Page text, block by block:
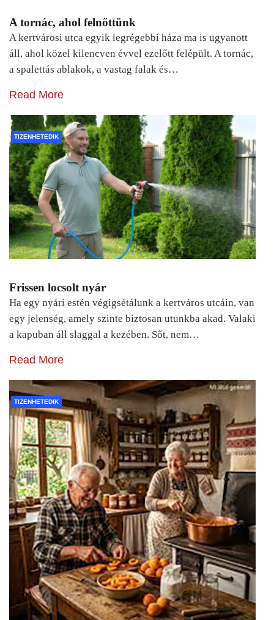
A tornác, ahol felnőttünk
A kertvárosi utca egyik legrégebbi háza ma is ugyanott
áll, ahol közel kilencven évvel ezelőtt felépült. A tornác,
a spalettás ablakok, a vastag falak és…
Read More
TIZENHETEDIK
Frissen locsolt nyár
Ha egy nyári estén végigsétálunk a kertváros utcáin, van
egy jelenség, amely szinte biztosan utunkba akad. Valaki
a kapuban áll slaggal a kezében. Sőt, nem…
Read More
TIZENHETEDIK